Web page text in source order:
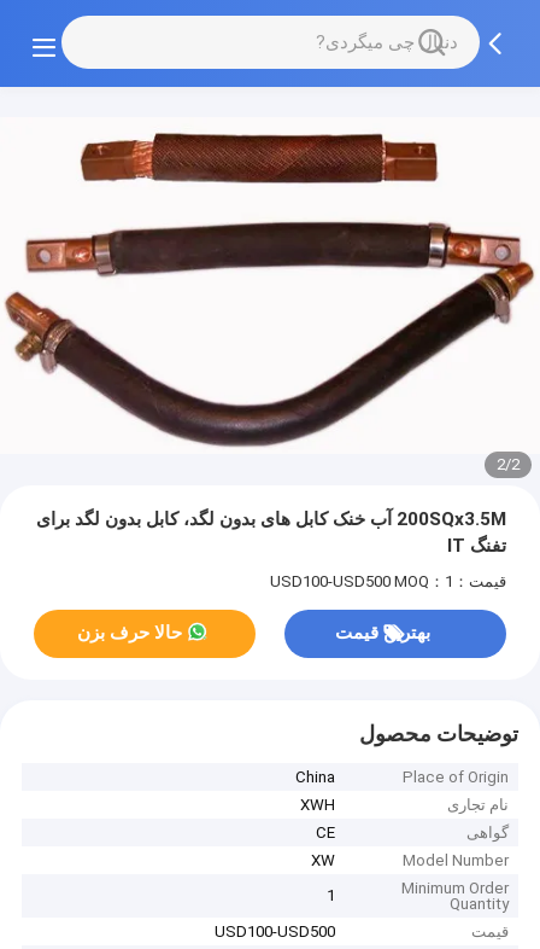
2/2
200SQx3.5M آب خنک کابل های بدون لگد، کابل بدون لگد برای
تفنگ IT
قیمت：USD100-USD500 MOQ：1
بهترین قیمت حالا حرف بزن
توضیحات محصول
Place of Origin
China
نام تجاری
XWH
گواهی
CE
Model Number
XW
Minimum Order
Quantity
1
قیمت
USD100-USD500